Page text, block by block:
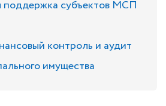
поддержка субъектов МСП
контроль и аудит
имущества